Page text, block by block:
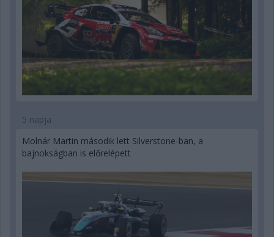
5 napja
Molnár Martin második lett Silverstone-ban, a
bajnokságban is előrelépett